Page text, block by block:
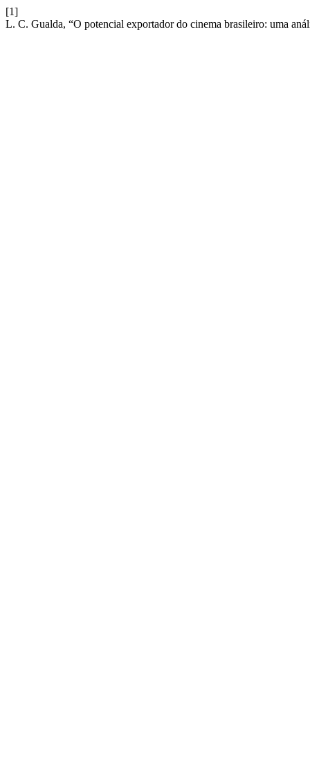
[1]
L. C. Gualda, “O potencial exportador do cinema brasileiro: uma